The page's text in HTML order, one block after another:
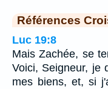
Références
Luc 19:8
Mais Zachée, se
Voici, Seigneur, je
mes biens, et, si